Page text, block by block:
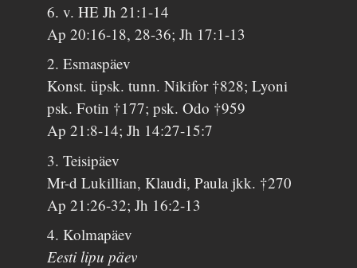
6. v. HE Jh 21:1-14
Ap 20:16-18, 28-36; Jh 17:1-13
2. Esmaspäev
Konst. üpsk. tunn. Nikifor †828; Lyoni
psk. Fotin †177; psk. Odo †959
Ap 21:8-14; Jh 14:27-15:7
3. Teisipäev
Mr-d Lukillian, Klaudi, Paula jkk. †270
Ap 21:26-32; Jh 16:2-13
4. Kolmapäev
Eesti lipu päev